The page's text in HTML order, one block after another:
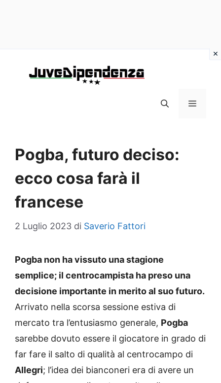
MENU
Pogba, futuro deciso:
ecco cosa farà il
francese
2 Luglio 2023 di Saverio Fattori
Pogba non ha vissuto una stagione
semplice; il centrocampista ha preso una
decisione importante in merito al suo futuro.
Arrivato nella scorsa sessione estiva di
mercato tra l’entusiasmo generale, Pogba
sarebbe dovuto essere il giocatore in grado di
far fare il salto di qualità al centrocampo di
Allegri; l’idea dei bianconeri era di avere un